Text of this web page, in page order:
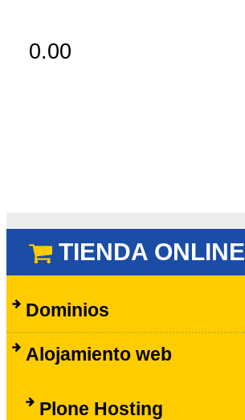
0.00
TIENDA ONLINE
Dominios
Alojamiento web
Plone Hosting